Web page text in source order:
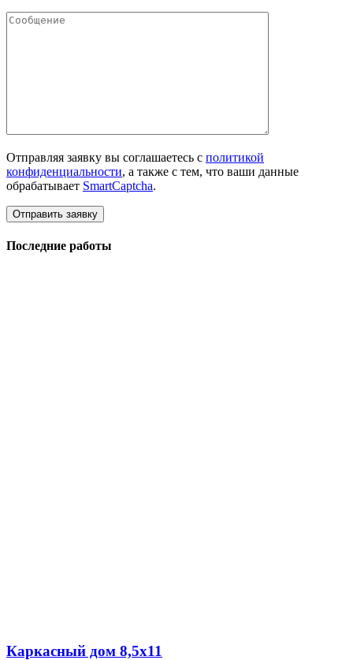
Отправляя заявку вы соглашаетесь с политикой
конфиденциальности, а также с тем, что ваши данные
обрабатывает SmartCaptcha.
Последние работы
Каркасный дом 8,5х11